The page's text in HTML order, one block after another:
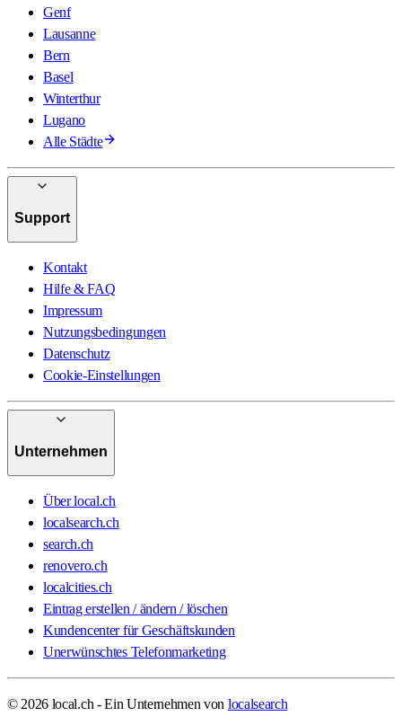
Genf
Lausanne
Bern
Basel
Winterthur
Lugano
Alle Städte
Support
Kontakt
Hilfe & FAQ
Impressum
Nutzungsbedingungen
Datenschutz
Cookie-Einstellungen
Unternehmen
Über local.ch
localsearch.ch
search.ch
renovero.ch
localcities.ch
Eintrag erstellen / ändern / löschen
Kundencenter für Geschäftskunden
Unerwünschtes Telefonmarketing
© 2026 local.ch - Ein Unternehmen von localsearch